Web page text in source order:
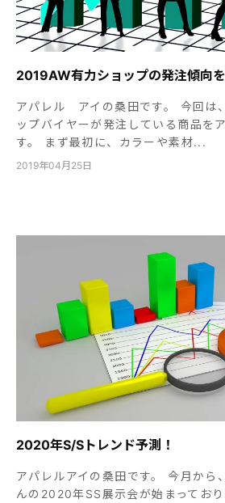
2019AW有力ショップの発注傾向を
アパレル アイの桑田です。 今回は
ップバイヤーが発注している商品を
す。 まず最初に、カラーや素材...
2019年04月25日
2020年S/Sトレンド予測！
アパレルアイの桑田です。 今月から
んの2020年SS展示会が始まってお